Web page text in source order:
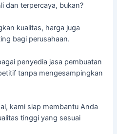
dan terpercaya, bukan?
kualitas, harga juga
bagi perusahaan.
penyedia jasa pembuatan
tanpa mengesampingkan
kami siap membantu Anda
tinggi yang sesuai